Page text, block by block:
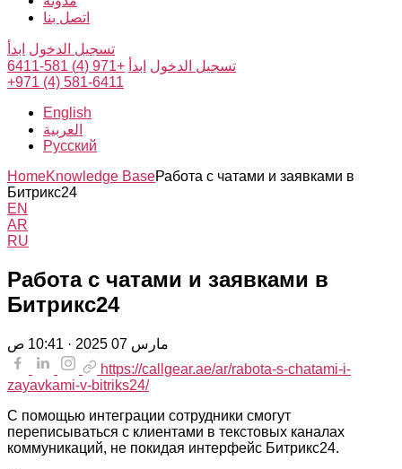
اتصل بنا
تسجيل الدخول ابدأ
تسجيل الدخول ابدأ +971 (4) 581-6411
+971 (4) 581-6411
English
العربية
Русский
HomeKnowledge BaseРабота с чатами и заявками в
Битрикс24
EN
AR
RU
Работа с чатами и заявками в
Битрикс24
مارس 07 2025 · 10:41 ص
https://callgear.ae/ar/rabota-s-chatami-i-
zayavkami-v-bitriks24/
С помощью интеграции сотрудники смогут
переписываться с клиентами в текстовых каналах
коммуникаций, не покидая интерфейс Битрикс24.